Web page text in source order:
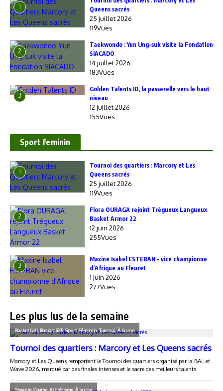
1
Queens sacrés
25 juillet 2026
119Vues
2
Taekwondo : Yun Ung-suk visite la Fondation
SIACADO
14 juillet 2026
183Vues
3
Golden Talents ID, la passerelle vers le haut
niveau
12 juillet 2026
155Vues
Sport feminin
1
‎Tournoi des quartiers : Marcory et Les
Queens sacrés
25 juillet 2026
119Vues
2
Flora OURAGA rejoint Trégueux Langueux
Basket Armor 22
12 juin 2026
255Vues
3
Maxine Isabel ESTEBAN – vice championne
d’Afrique au Fleuret
1 juin 2026
277Vues
Les plus lus de la semaine